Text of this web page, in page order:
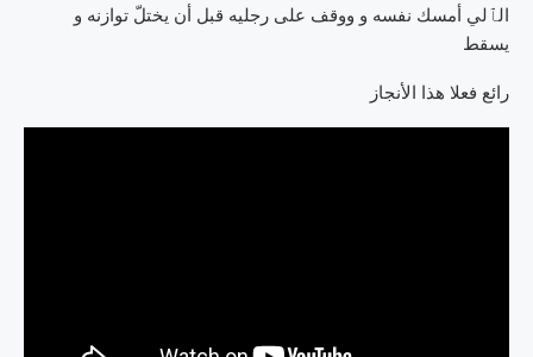
الٱلي أمسك نفسه و ووقف على رجليه قبل أن يختلّ توازنه و
يسقط
رائع فعلا هذا الأنجاز